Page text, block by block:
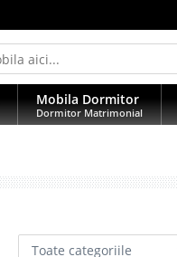
Mobila Dormitor
Dormitor Matrimonial